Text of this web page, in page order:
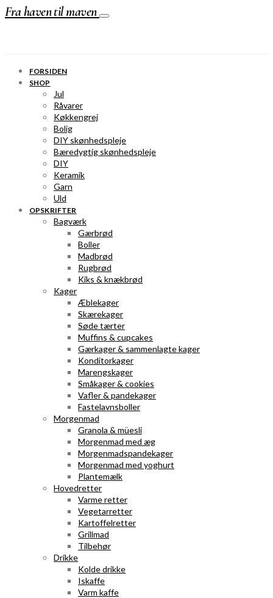
Fra haven til maven
FORSIDEN
SHOP
Jul
Råvarer
Køkkengrej
Bolig
DIY skønhedspleje
Bæredygtig skønhedspleje
DIY
Keramik
Garn
Uld
OPSKRIFTER
Bagværk
Gærbrød
Boller
Madbrød
Rugbrød
Kiks & knækbrød
Kager
Æblekager
Skærekager
Søde tærter
Muffins & cupcakes
Gærkager & sammenlagte kager
Konditorkager
Marengskager
Småkager & cookies
Vafler & pandekager
Fastelavnsboller
Morgenmad
Granola & müesli
Morgenmad med æg
Morgenmadspandekager
Morgenmad med yoghurt
Plantemælk
Hovedretter
Varme retter
Vegetarretter
Kartoffelretter
Grillmad
Tilbehør
Drikke
Kolde drikke
Iskaffe
Varm kaffe